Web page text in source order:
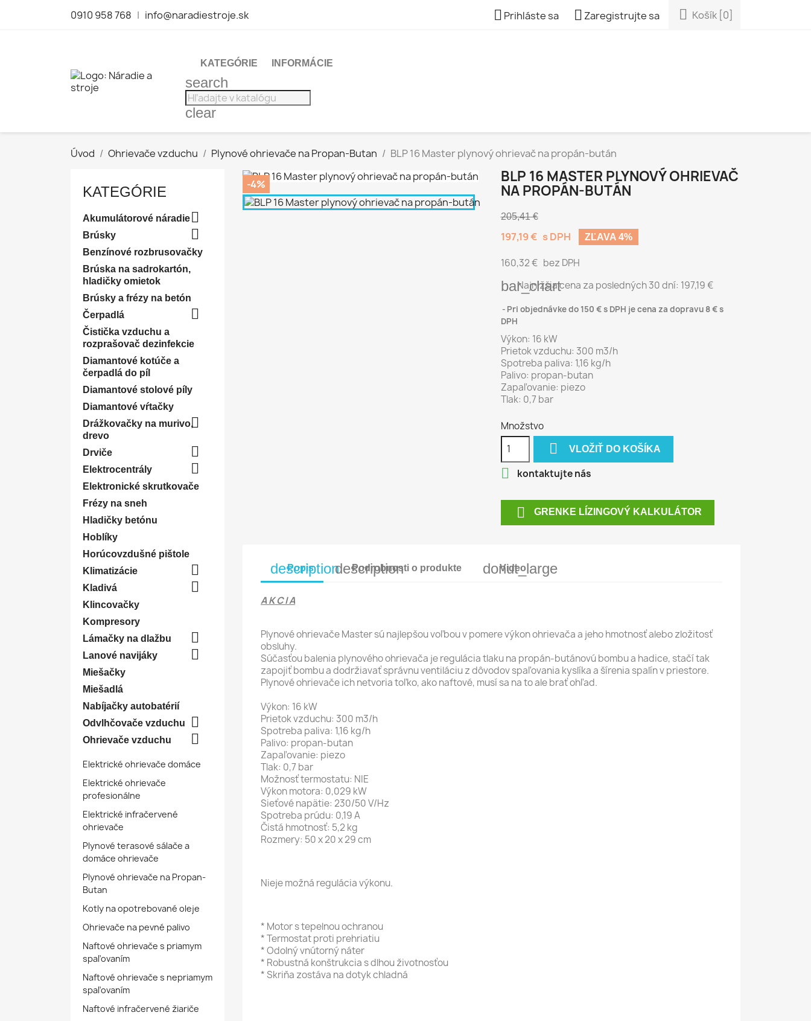
0910 958 768 | info@naradiestroje.sk  Prihláste sa  Zaregistrujte sa  Košík [0]
KATEGÓRIE INFORMÁCIE
search
clear
Úvod Ohrievače vzduchu Plynové ohrievače na Propan-Butan BLP 16 Master plynový ohrievač na propán-bután
KATEGÓRIE
Akumulátorové náradie
Brúsky 
Benzínové rozbrusovačky
Brúska na sadrokartón,
hladičky omietok
Brúsky a frézy na betón
Čerpadlá

Čistička vzduchu a
rozprašovač dezinfekcie
Diamantové kotúče a
čerpadlá do píl
Diamantové stolové píly
Diamantové vŕtačky
Drážkovačky na murivo,
drevo

Drviče 
Elektrocentrály 
Elektronické skrutkovače
Frézy na sneh
Hladičky betónu
Hoblíky
Horúcovzdušné pištole
Klimatizácie

Kladivá 
Klincovačky
Kompresory
Lámačky na dlažbu

Lanové navijáky 
Miešačky
Miešadlá
Nabíjačky autobatérií
Odvlhčovače vzduchu

Ohrievače vzduchu 
Elektrické ohrievače domáce
Elektrické ohrievače
profesionálne
Elektrické infračervené
ohrievače
Plynové terasové sálače a
domáce ohrievače
Plynové ohrievače na Propan-
Butan
Kotly na opotrebované oleje
Ohrievače na pevné palivo
Naftové ohrievače s priamym
spaľovaním
Naftové ohrievače s nepriamym
spaľovaním
Naftové infračervené žiariče
-4%
BLP 16 MASTER PLYNOVÝ OHRIEVAČ
NA PROPÁN-BUTÁN
205,41 €
197,19 € s DPH ZĽAVA 4%
160,32 € bez DPH
bar_chart
Najnižšia cena za posledných 30 dní: 197,19 €
Pri objednávke do 150 € s DPH je cena za dopravu 8 € s
DPH
Výkon: 16 kW
Prietok vzduchu: 300 m3/h
Spotreba paliva: 1,16 kg/h
Palivo: propan-butan
Zapaľovanie: piezo
Tlak: 0,7 bar
Množstvo
 VLOŽIŤ DO KOŠÍKA
 kontaktujte nás
 GRENKE LÍZINGOVÝ KALKULÁTOR
description
Popis description
Podrobnosti o produkte donut_large
Video
A K C I A
Plynové ohrievače Master sú najlepšou voľbou v pomere výkon ohrievača a jeho hmotnosť alebo zložitosť
obsluhy.
Súčasťou balenia plynového ohrievača je regulácia tlaku na propán-butánovú bombu a hadice, stačí tak
zapojiť bombu a dodržiavať správnu ventiláciu z dôvodov spaľovania kyslíka a šírenia spalín v priestore.
Plynové ohrievače ich netvoria toľko, ako naftové, musí sa na to ale brať ohľad.
Výkon: 16 kW
Prietok vzduchu: 300 m3/h
Spotreba paliva: 1,16 kg/h
Palivo: propan-butan
Zapaľovanie: piezo
Tlak: 0,7 bar
Možnosť termostatu: NIE
Výkon motora: 0,029 kW
Sieťové napätie: 230/50 V/Hz
Spotreba prúdu: 0,19 A
Čistá hmotnosť: 5,2 kg
Rozmery: 50 x 20 x 29 cm
Nieje možná regulácia výkonu.
* Motor s tepelnou ochranou
* Termostat proti prehriatiu
* Odolný vnútorný náter
* Robustná konštrukcia s dlhou životnosťou
* Skriňa zostáva na dotyk chladná